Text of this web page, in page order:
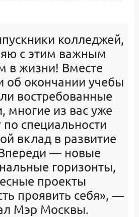
колледжей,
с этим важным
в жизни! Вместе
об окончании учебы
востребованные
многие из вас уже
специальности
вклад в развитие
— новые
горизонты,
проекты
проявить себя», —
Мэр Москвы.